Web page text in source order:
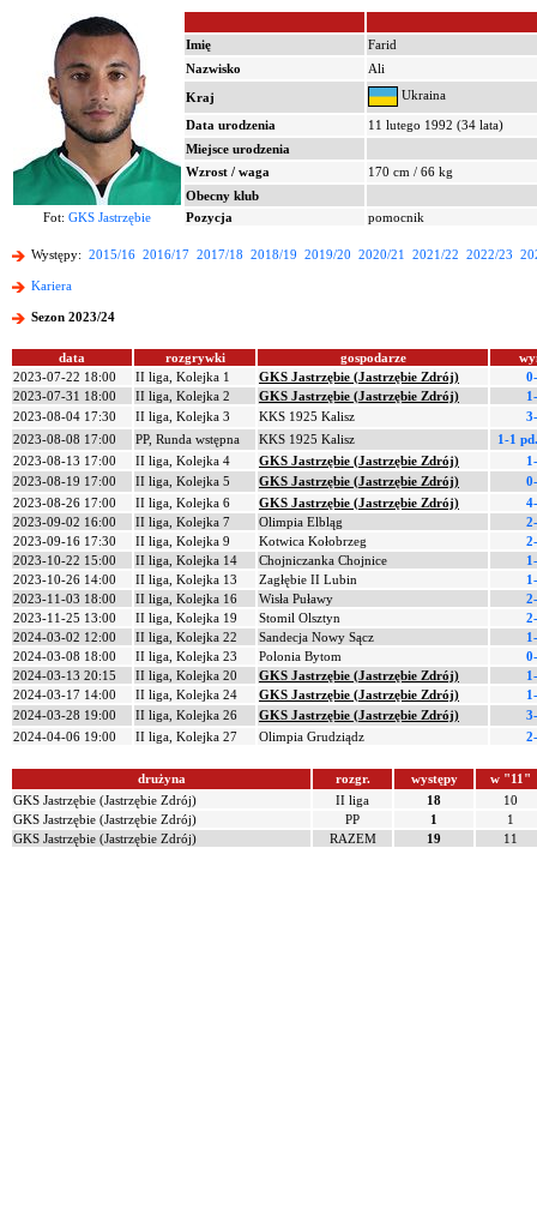
Imię
Farid
Nazwisko
Ali
Kraj
Ukraina
Data urodzenia
11 lutego 1992 (34 lata)
Miejsce urodzenia
Wzrost / waga
170 cm / 66 kg
Obecny klub
Fot: GKS Jastrzębie Pozycja pomocnik
Występy: 2015/16 2016/17 2017/18 2018/19 2019/20 2020/21 2021/22 2022/23
Kariera
Sezon 2023/24
data rozgrywki gospodarze
2023-07-22 18:00
II liga, Kolejka 1 GKS Jastrzębie (Jastrzębie Zdrój)
2023-07-31 18:00
II liga, Kolejka 2 GKS Jastrzębie (Jastrzębie Zdrój)
2023-08-04 17:30
II liga, Kolejka 3 KKS 1925 Kalisz
2023-08-08 17:00
PP, Runda wstępna KKS 1925 Kalisz
1-1
2023-08-13 17:00
II liga, Kolejka 4 GKS Jastrzębie (Jastrzębie Zdrój)
2023-08-19 17:00
II liga, Kolejka 5 GKS Jastrzębie (Jastrzębie Zdrój)
2023-08-26 17:00
II liga, Kolejka 6 GKS Jastrzębie (Jastrzębie Zdrój)
2023-09-02 16:00
II liga, Kolejka 7 Olimpia Elbląg
2023-09-16 17:30
II liga, Kolejka 9 Kotwica Kołobrzeg
2023-10-22 15:00
II liga, Kolejka 14 Chojniczanka Chojnice
2023-10-26 14:00
II liga, Kolejka 13 Zagłębie II Lubin
2023-11-03 18:00
II liga, Kolejka 16 Wisła Puławy
2023-11-25 13:00
II liga, Kolejka 19 Stomil Olsztyn
2024-03-02 12:00
II liga, Kolejka 22 Sandecja Nowy Sącz
2024-03-08 18:00
II liga, Kolejka 23 Polonia Bytom
2024-03-13 20:15
II liga, Kolejka 20 GKS Jastrzębie (Jastrzębie Zdrój)
2024-03-17 14:00
II liga, Kolejka 24 GKS Jastrzębie (Jastrzębie Zdrój)
2024-03-28 19:00
II liga, Kolejka 26 GKS Jastrzębie (Jastrzębie Zdrój)
2024-04-06 19:00
II liga, Kolejka 27 Olimpia Grudziądz
drużyna rozgr. występy
w "11"
GKS Jastrzębie (Jastrzębie Zdrój)
II liga 18
10
GKS Jastrzębie (Jastrzębie Zdrój)
PP 1
1
GKS Jastrzębie (Jastrzębie Zdrój)
RAZEM 19 11